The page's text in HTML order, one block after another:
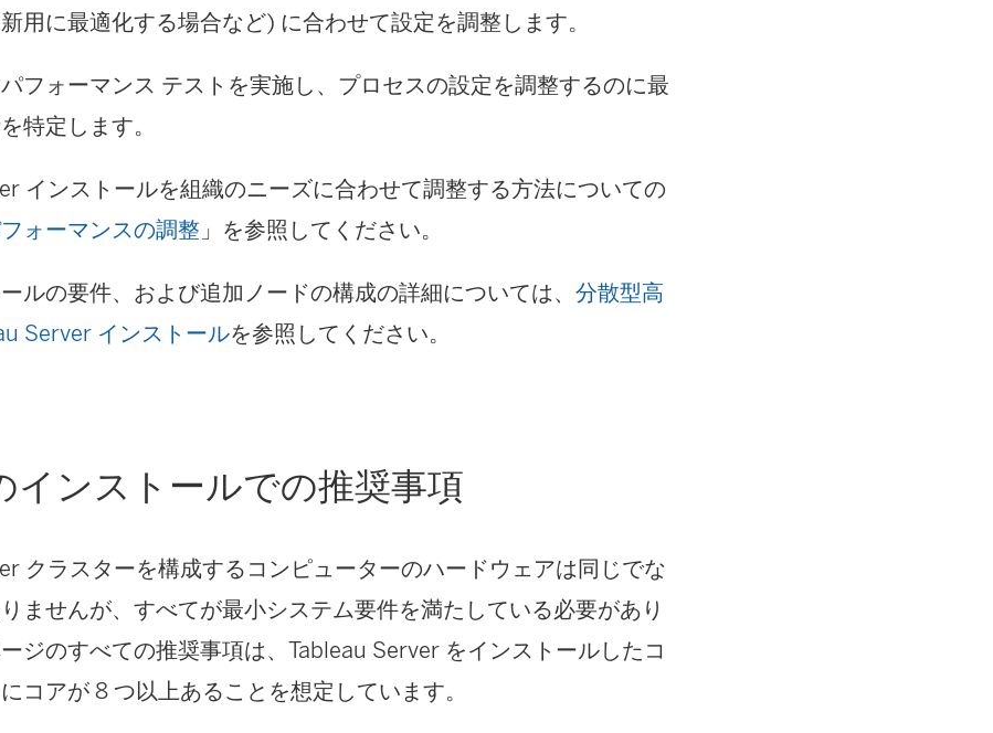
用に最適化する場合など) に合わせて設定を調整します。
フォーマンス テストを実施し、プロセスの設定を調整するのに最
特定します。
インストールを組織のニーズに合わせて調整する方法についての
ォーマンスの調整 」を参照してください。
ルの要件、および追加ノードの構成の詳細については、分散型高
Server インストールを参照してください。
インストールでの推奨事項
クラスターを構成するコンピューターのハードウェアは同じでな
ませんが、すべてが最小システム要件を満たしている必要があり
ジのすべての推奨事項は、Tableau Server をインストールしたコ
コアが 8 つ以上あることを想定しています。